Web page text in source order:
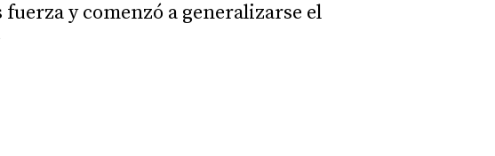
y comenzó a generalizarse el